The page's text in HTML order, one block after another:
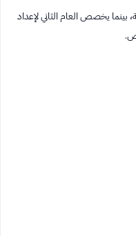
بينما يخصص العام الثاني لإعداد